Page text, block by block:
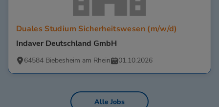
Duales Studium Sicherheitswesen (m/w/d)
Indaver Deutschland GmbH
64584 Biebesheim am Rhein 01.10.2026
Alle Jobs